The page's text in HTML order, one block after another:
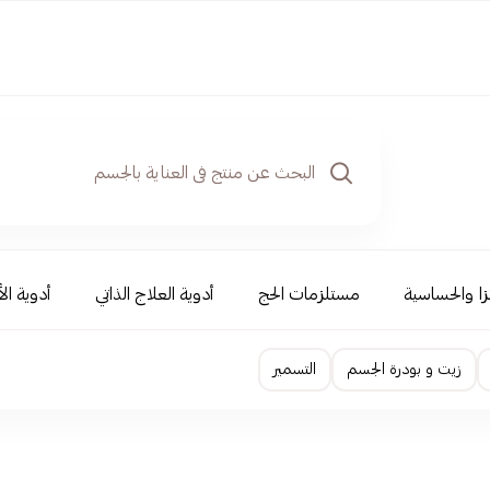
والحساسية مستلزمات الحج أدوية العلاج الذاتي أدوية
زيت و بودرة الجسم التسمير